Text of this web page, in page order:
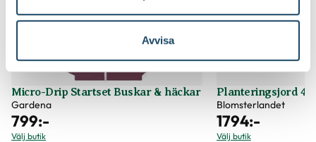
Avvisa
Fruktfärg Brun
Certifiering E-planta, Från Sverige Vad betyder märkningen?
Ursprung
Europa (Sverige), norra Turkiet, Kaukasus och norra
Beskärningssätt Lämpar sig för formklippning
Beskärningstid Juli-september (JAS-perioden)
Speciell tålighet Blåsiga, öppna lägen, Stadsklimat
Micro-Drip Startset Buskar & häckar
Gardena
799:-
Välj butik
Planteringsjord 40
Blomsterlandet
1794:-
Välj butik